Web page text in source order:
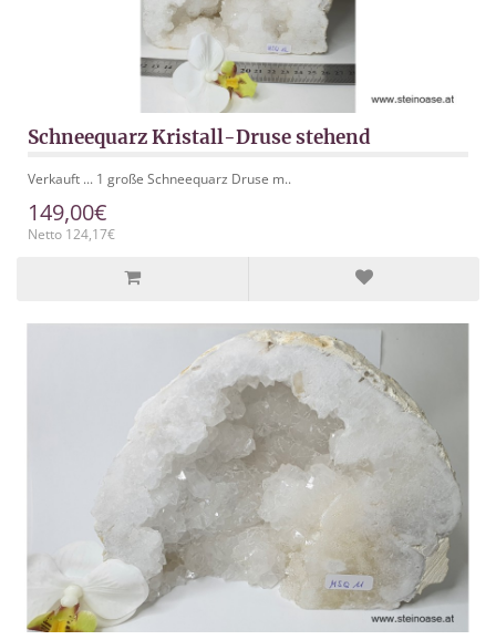
Schneequarz Kristall-Druse stehend
Verkauft ... 1 große Schneequarz Druse m..
149,00€
Netto 124,17€